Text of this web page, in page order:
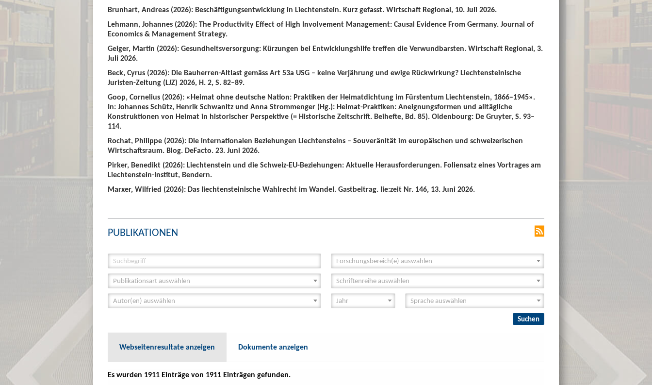
Brunhart, Andreas (2026): Beschäftigungsentwicklung in Liechtenstein. Kurz gefasst. Wirtschaft Regional, 10. Juli 2026.
Lehmann, Johannes (2026): The Productivity Effect of High Involvement Management: Causal Evidence From Germany. Journal of
Economics & Management Strategy.
Geiger, Martin (2026): Gesundheitsversorgung: Kürzungen bei Entwicklungshilfe treffen die Verwundbarsten. Wirtschaft Regional, 3.
Juli 2026.
Beck, Cyrus (2026): Die Bauherren-Altlast gemäss Art 53a USG – keine Verjährung und ewige Rückwirkung? Liechtensteinische
Juristen-Zeitung (LJZ) 2026, H. 2, S. 82–89.
Goop, Cornelius (2026): «Heimat ohne deutsche Nation: Praktiken der Heimatdichtung im Fürstentum Liechtenstein, 1866–1945».
In: Johannes Schütz, Henrik Schwanitz und Anna Strommenger (Hg.): Heimat-Praktiken: Aneignungsformen und alltägliche
Konstruktionen von Heimat in historischer Perspektive (= Historische Zeitschrift. Beihefte, Bd. 85). Oldenbourg: De Gruyter, S. 93–
114.
Rochat, Philippe (2026): Die internationalen Beziehungen Liechtensteins – Souveränität im europäischen und schweizerischen
Wirtschaftsraum. Blog. DeFacto. 23. Juni 2026.
Pirker, Benedikt (2026): Liechtenstein und die Schweiz-EU-Beziehungen: Aktuelle Herausforderungen. Foliensatz eines Vortrages am
Liechtenstein-Institut, Bendern.
Marxer, Wilfried (2026): Das liechtensteinische Wahlrecht im Wandel. Gastbeitrag. lie:zeit Nr. 146, 13. Juni 2026.
PUBLIKATIONEN
Forschungsbereich(e) auswählen
Publikationsart auswählen Schriftenreihe auswählen
Autor(en) auswählen
Webseitenresultate anzeigen Dokumente anzeigen
Es wurden 1911 Einträge von 1911 Einträgen gefunden.